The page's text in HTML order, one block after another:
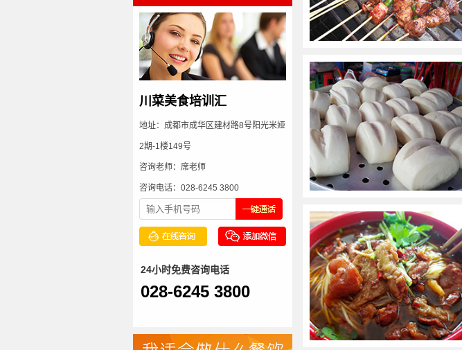
川菜美食培训汇
地址：成都市成华区建材路8号阳光米娅
2期-1楼149号
咨询老师：席老师
咨询电话：028-6245 3800
24小时免费咨询电话
028-6245 3800